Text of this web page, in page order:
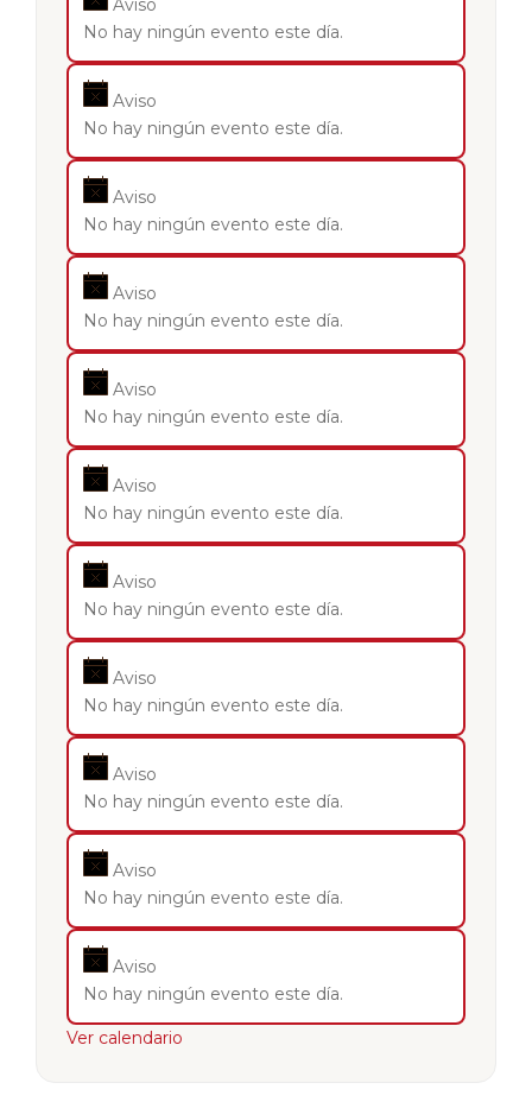
Aviso
No hay ningún evento este día.
Aviso
No hay ningún evento este día.
Aviso
No hay ningún evento este día.
Aviso
No hay ningún evento este día.
Aviso
No hay ningún evento este día.
Aviso
No hay ningún evento este día.
Aviso
No hay ningún evento este día.
Aviso
No hay ningún evento este día.
Aviso
No hay ningún evento este día.
Aviso
No hay ningún evento este día.
Aviso
No hay ningún evento este día.
Ver calendario